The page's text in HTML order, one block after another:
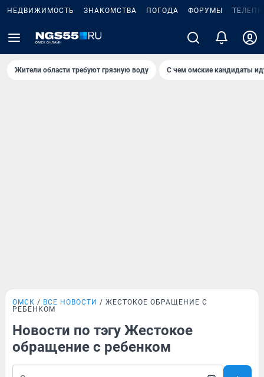
НЕДВИЖИМОСТЬ ЗНАКОМСТВА ПОГОДА ФОРУМЫ
Жители области требуют грязную воду С чем омские кандидаты
ОМСК ВСЕ НОВОСТИ
ЖЕСТОКОЕ ОБРАЩЕНИЕ С
РЕБЕНКОМ
Новости по тэгу Жестокое
обращение с ребенком